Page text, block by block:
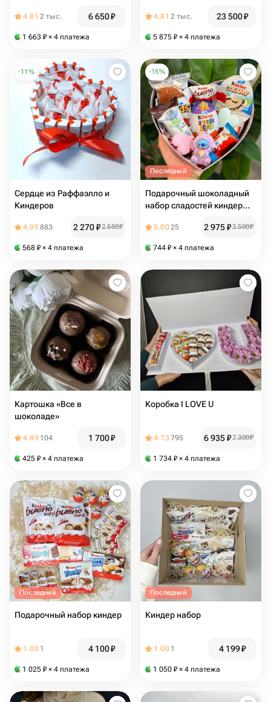
4.81 2 тыс. 6 650₽
1 663 ₽ × 4 платежа
4.81 2 тыс. 23 500₽
5 875 ₽ × 4 платежа
-11 %
Сердце из Раффаэлло и
Киндеров
4.95883 2 270₽2 550₽
568 ₽ × 4 платежа
-15%
Последний
Подарочный шоколадный
набор сладостей киндер
маме, парню, подруге,
5.0025 2 975₽3 500₽
744 ₽ × 4 платежа
Картошка «Все в
шоколаде»
4.89 104 1 700₽
425 ₽ × 4 платежа
Коробка I️️ LOVE U
4.73795 6 935₽7 300₽
1 734 ₽ × 4 платежа
Последний
Подарочный набор киндер
1.00 1 4 100₽
1 025 ₽ × 4 платежа
Последний
Киндер набор
1.00 1 4 199₽
1 050 ₽ × 4 платежа